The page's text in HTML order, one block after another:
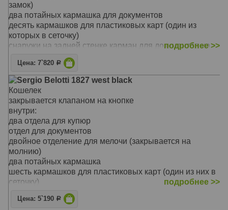
замок)
два потайных кармашка для документов
десять кармашков для пластиковых карт (один из
которых в сеточку)
снаружи на задней стенке карман для документов на
Материал: натуральная кожа
Цвет: чёрный
Тип: прямой
подробнее >>
Цена: 7`820 Р
Sergio Belotti 1827 west black
Кошелек
закрывается клапаном на кнопке
внутри:
два отдела для купюр
отдел для документов
двойное отделение для мелочи (закрывается на
молнию)
два потайных кармашка
шесть кармашков для пластиковых карт (один из них в
сеточку)
снаружи на задней стенке карман на молнии
Материал: натуральная кожа
подробнее >>
Цена: 5`190 Р